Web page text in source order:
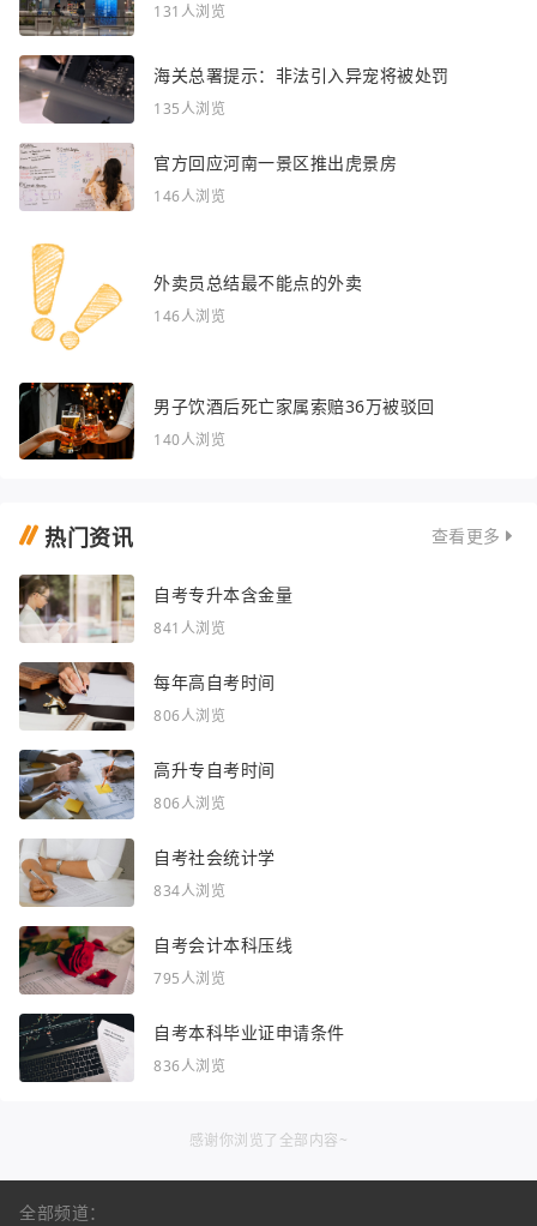
131人浏览
海关总署提示：非法引入异宠将被处罚
135人浏览
官方回应河南一景区推出虎景房
146人浏览
外卖员总结最不能点的外卖
146人浏览
男子饮酒后死亡家属索赔36万被驳回
140人浏览
热门资讯 查看更多
自考专升本含金量
841人浏览
每年高自考时间
806人浏览
高升专自考时间
806人浏览
自考社会统计学
834人浏览
自考会计本科压线
795人浏览
自考本科毕业证申请条件
836人浏览
感谢你浏览了全部内容~
全部频道：